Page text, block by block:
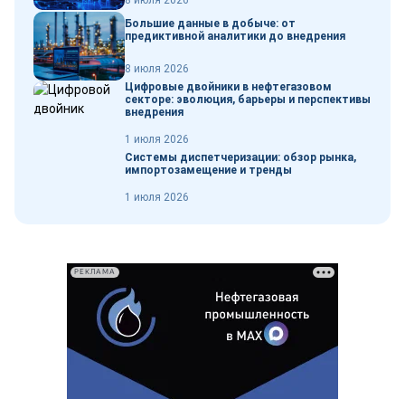
Большие данные в добыче: от
предиктивной аналитики до внедрения
8 июля 2026
Цифровые двойники в нефтегазовом
секторе: эволюция, барьеры и перспективы
внедрения
1 июля 2026
Системы диспетчеризации: обзор рынка,
импортозамещение и тренды
1 июля 2026
РЕКЛАМА